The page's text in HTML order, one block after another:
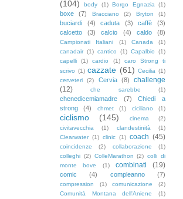
(104)
body (1) Borgo Egnazia (1)
boxe (7) Bracciano (2) Bryton (1)
buciardi (4) caduta (3) caffè
(3)
calcetto
(3) calcio (4) caldo (8)
Campionati Italiani (1) Canada
(1)
canadair (1) cantico (1) Capalbio
(1)
capelli
(1) cardio (1)
caro Strong ti
scrivo (1) cazzate (61) Cecilia (1)
cerveteri
(2) Cervia (8)
challenge
(12)
che sarebbe (1)
chenedicemiamadre (7)
Chiedi a
strong
(4) chmet (1) ciciliano (1)
ciclismo (145) cinema
(2)
civitavecchia
(1) clandestinità
(1)
Clearwater (1) clinic (1) coach (45)
coincidenze (2) collaborazione
(1)
colleghi (2) ColleMarathon (2) colli di
monte bove
(1) combinati (19)
comic (4) compleanno (7)
compression (1) comunicazione
(2)
Comunità Montana dell'Aniene
(1)